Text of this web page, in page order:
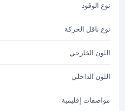
نوع الوقود
نوع ناقل الحركة
اللون الخارجي
اللون الداخلي
مواصفات إقليمية